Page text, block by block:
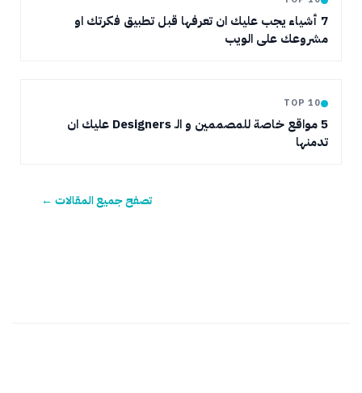
7 أشياء يجب عليك ان تعرفها قبل تطبيق فكرتك او
مشروعك على الويب
TOP 10
5 مواقع خاصة للمصممين و الـ Designers عليك ان
تدمنها
تصفح جميع المقالات ←